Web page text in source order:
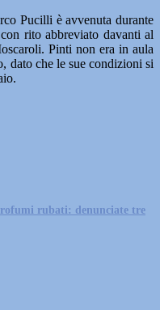
Pucilli è avvenuta durante
rito abbreviato davanti al
Pinti non era in aula
dato che le sue condizioni si
rubati: denunciate tre